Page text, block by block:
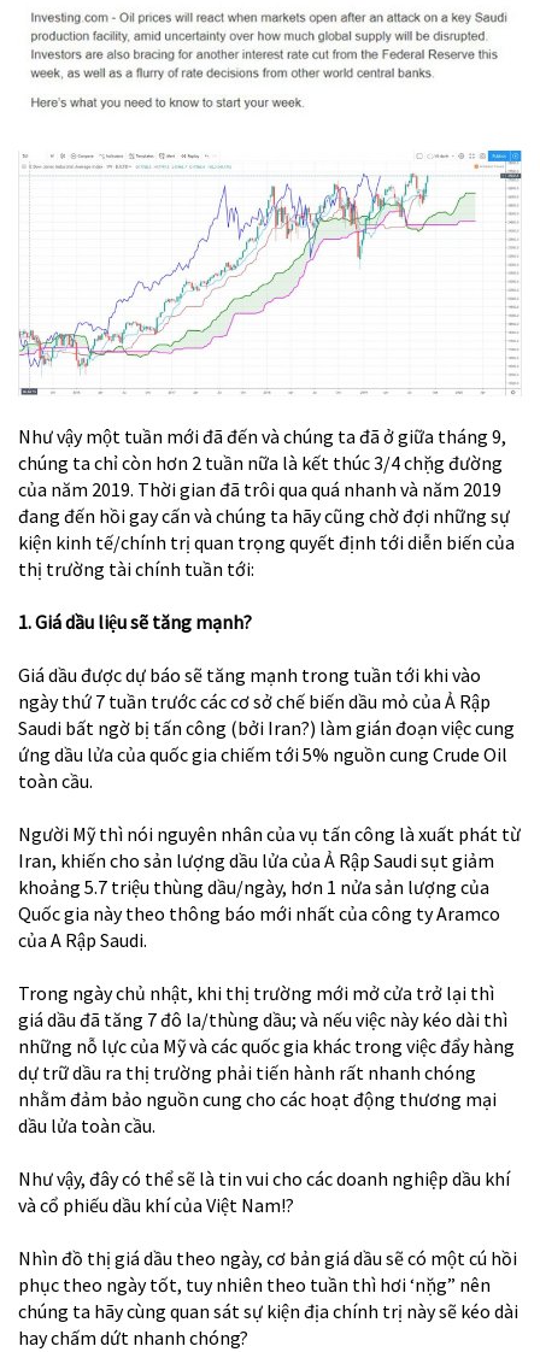
Như vậy một tuần mới đã đến và chúng ta đã ở giữa tháng 9,
chúng ta chỉ còn hơn 2 tuần nữa là kết thúc 3/4 chặng đường
của năm 2019. Thời gian đã trôi qua quá nhanh và năm 2019
đang đến hồi gay cấn và chúng ta hãy cũng chờ đợi những sự
kiện kinh tế/chính trị quan trọng quyết định tới diễn biến của
thị trường tài chính tuần tới:
1. Giá dầu liệu sẽ tăng mạnh?
Giá dầu được dự báo sẽ tăng mạnh trong tuần tới khi vào
ngày thứ 7 tuần trước các cơ sở chế biến dầu mỏ của Ả Rập
Saudi bất ngờ bị tấn công (bởi Iran?) làm gián đoạn việc cung
ứng dầu lửa của quốc gia chiếm tới 5% nguồn cung Crude Oil
toàn cầu.
Người Mỹ thì nói nguyên nhân của vụ tấn công là xuất phát từ
Iran, khiến cho sản lượng dầu lửa của Ả Rập Saudi sụt giảm
khoảng 5.7 triệu thùng dầu/ngày, hơn 1 nửa sản lượng của
Quốc gia này theo thông báo mới nhất của công ty Aramco
của A Rập Saudi.
Trong ngày chủ nhật, khi thị trường mới mở cửa trở lại thì
giá dầu đã tăng 7 đô la/thùng dầu; và nếu việc này kéo dài thì
những nỗ lực của Mỹ và các quốc gia khác trong việc đẩy hàng
dự trữ dầu ra thị trường phải tiến hành rất nhanh chóng
nhằm đảm bảo nguồn cung cho các hoạt động thương mại
dầu lửa toàn cầu.
Như vậy, đây có thể sẽ là tin vui cho các doanh nghiệp dầu khí
và cổ phiếu dầu khí của Việt Nam!?
Nhìn đồ thị giá dầu theo ngày, cơ bản giá dầu sẽ có một cú hồi
phục theo ngày tốt, tuy nhiên theo tuần thì hơi ‘nặng” nên
chúng ta hãy cùng quan sát sự kiện địa chính trị này sẽ kéo dài
hay chấm dứt nhanh chóng?